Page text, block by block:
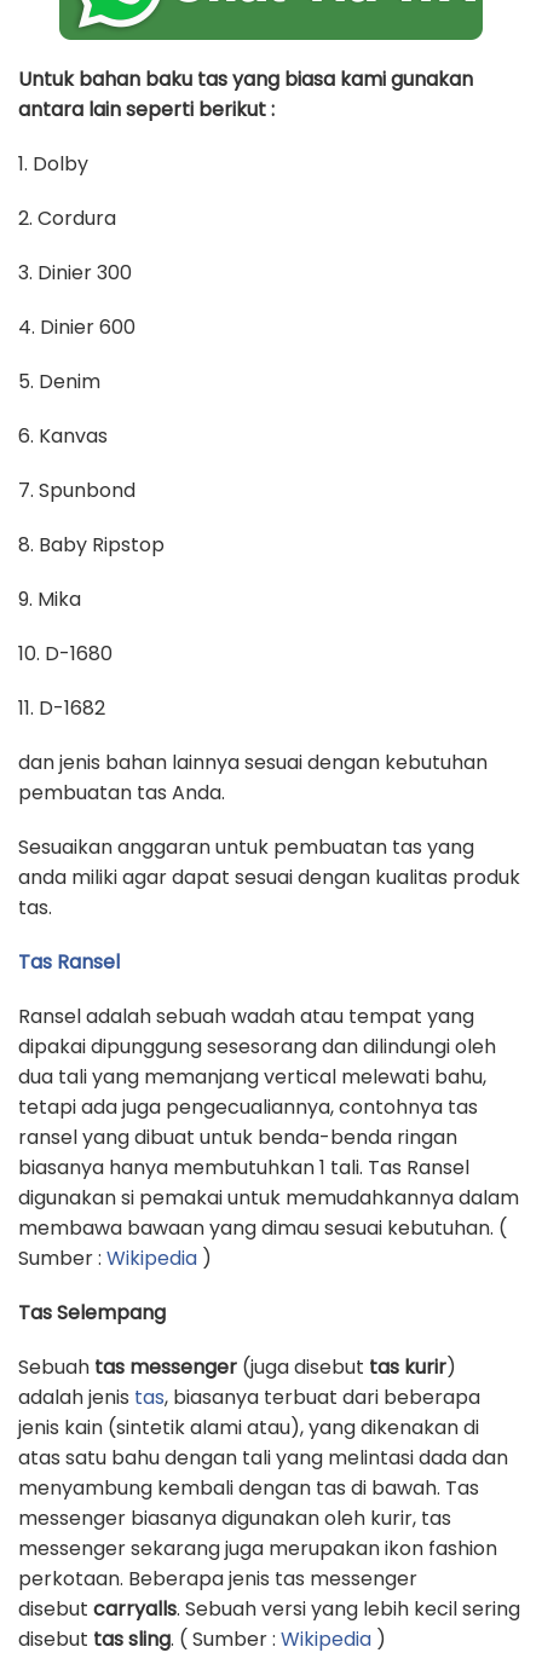
Untuk bahan baku tas yang biasa kami gunakan
antara lain seperti berikut :
1. Dolby
2. Cordura
3. Dinier 300
4. Dinier 600
5. Denim
6. Kanvas
7. Spunbond
8. Baby Ripstop
9. Mika
10. D-1680
11. D-1682
dan jenis bahan lainnya sesuai dengan kebutuhan
pembuatan tas Anda.
Sesuaikan anggaran untuk pembuatan tas yang
anda miliki agar dapat sesuai dengan kualitas produk
tas.
Tas Ransel
Ransel adalah sebuah wadah atau tempat yang
dipakai dipunggung sesesorang dan dilindungi oleh
dua tali yang memanjang vertical melewati bahu,
tetapi ada juga pengecualiannya, contohnya tas
ransel yang dibuat untuk benda-benda ringan
biasanya hanya membutuhkan 1 tali. Tas Ransel
digunakan si pemakai untuk memudahkannya dalam
membawa bawaan yang dimau sesuai kebutuhan. (
Sumber : Wikipedia )
Tas Selempang
Sebuah tas messenger (juga disebut tas kurir)
adalah jenis tas, biasanya terbuat dari beberapa
jenis kain (sintetik alami atau), yang dikenakan di
atas satu bahu dengan tali yang melintasi dada dan
menyambung kembali dengan tas di bawah. Tas
messenger biasanya digunakan oleh kurir, tas
messenger sekarang juga merupakan ikon fashion
perkotaan. Beberapa jenis tas messenger
disebut carryalls. Sebuah versi yang lebih kecil sering
disebut tas sling. ( Sumber : Wikipedia )